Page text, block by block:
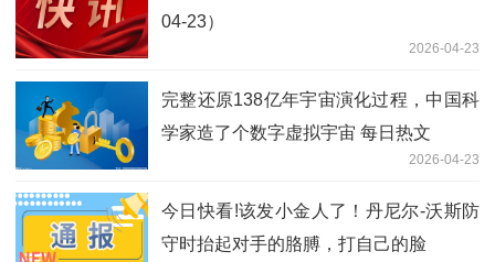
04-23）
2026-04-23
完整还原138亿年宇宙演化过程，中国科
学家造了个数字虚拟宇宙 每日热文
2026-04-23
今日快看!该发小金人了！丹尼尔-沃斯防
守时抬起对手的胳膊，打自己的脸